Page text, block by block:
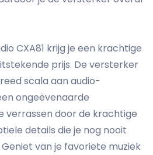
CXA81 krijg je een krachtige
prijs. De versterker
scala aan audio-
ongeëvenaarde
verrassen door de krachtige
details die je nog nooit
van je favoriete muziek